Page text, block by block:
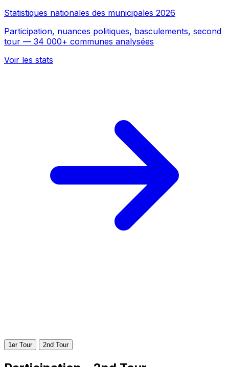
Statistiques nationales des municipales 2026
Participation, nuances politiques, basculements, second
tour — 34 000+ communes analysées
Voir les stats
1er Tour 2nd Tour